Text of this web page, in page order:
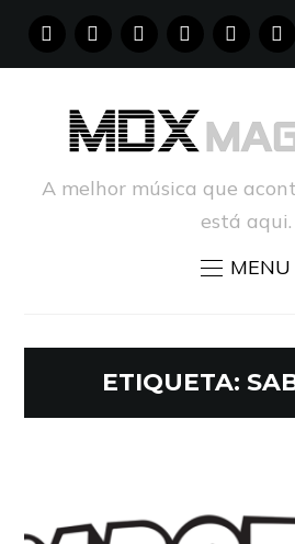
FACEBOOKINSTAGRAM
YOUTUBE PINTEREST
A melhor música que
está aqui.
MENU
ETIQUETA: